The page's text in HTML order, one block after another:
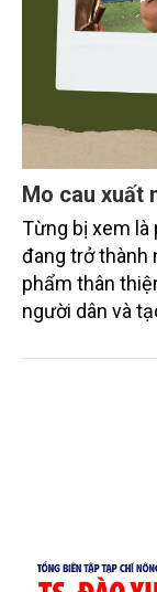
Mo cau xuất
Từng bị xem là
đang trở thành
phẩm thân
người dân và
chén, dĩa... từ